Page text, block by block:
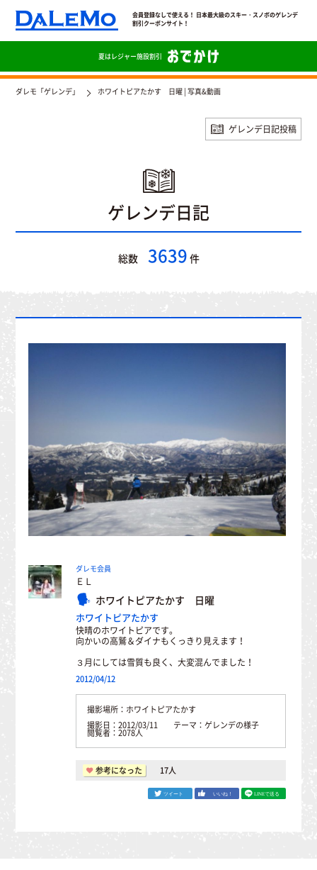
会員登録なしで使える！ 日本最大級のスキー・スノボのゲレンデ
割引クーポンサイト！
夏はレジャー施設割引
ダレモ「ゲレンデ」 ホワイトピアたかす 日曜 | 写真&動画
ゲレンデ日記投稿
ゲレンデ日記
総数 3639 件
ダレモ会員
ＥＬ
ホワイトピアたかす 日曜
ホワイトピアたかす
快晴のホワイトピアです。
向かいの高鷲＆ダイナもくっきり見えます！
３月にしては雪質も良く、大変混んでました！
2012/04/12
撮影場所：ホワイトピアたかす
撮影日：2012/03/11 テーマ：ゲレンデの様子
閲覧者：2078人
参考になった 17人